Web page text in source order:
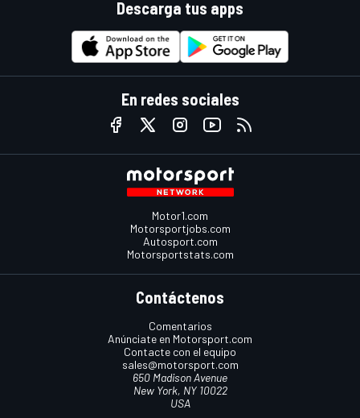
Descarga tus apps
En redes sociales
Motor1.com
Motorsportjobs.com
Autosport.com
Motorsportstats.com
Contáctenos
Comentarios
Anúnciate en Motorsport.com
Contacte con el equipo
sales@motorsport.com
650 Madison Avenue
New York, NY 10022
USA